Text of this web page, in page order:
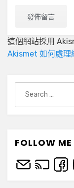
這個網站採用
Akismet 如何處理
for:
FOLLOW ME